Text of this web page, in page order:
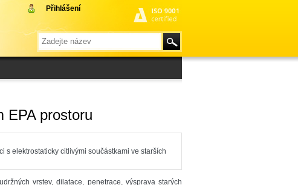
EPA prostoru
elektrostaticky citlivými součástkami ve starších
vrstev, dilatace, penetrace, výsprava starých
Přihlášení